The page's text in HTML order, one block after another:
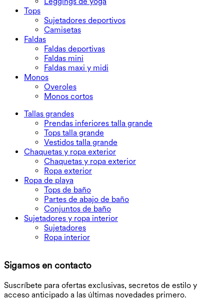
Tops
Sujetadores deportivos
Camisetas
Faldas
Faldas deportivas
Faldas mini
Faldas maxi y midi
Monos
Overoles
Monos cortos
Tallas grandes
Prendas inferiores talla grande
Tops talla grande
Vestidos talla grande
Chaquetas y ropa exterior
Chaquetas y ropa exterior
Ropa exterior
Ropa de playa
Tops de baño
Partes de abajo de baño
Conjuntos de baño
Sujetadores y ropa interior
Sujetadores
Ropa interior
Sigamos en contacto
Suscríbete para ofertas exclusivas, secretos de estilo y
acceso anticipado a las últimas novedades primero.